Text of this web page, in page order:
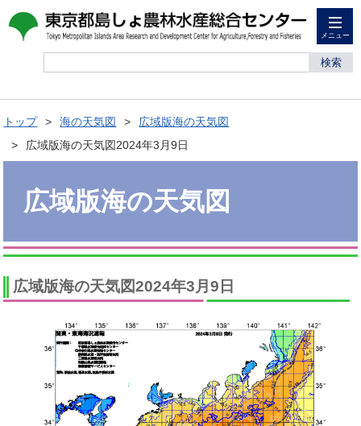
メニュー
検索
トップ 海の天気図
広域版海の天気図
広域版海の天気図2024年3月9日
広域版海の天気図
広域版海の天気図2024年3月9日